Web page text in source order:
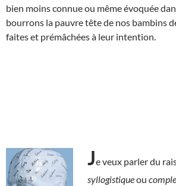
bien moins connue ou même évoquée
bourrons la pauvre tête de nos bambins
faites et prémâchées à leur intention.
Je veux parler du
syllogistiqueou